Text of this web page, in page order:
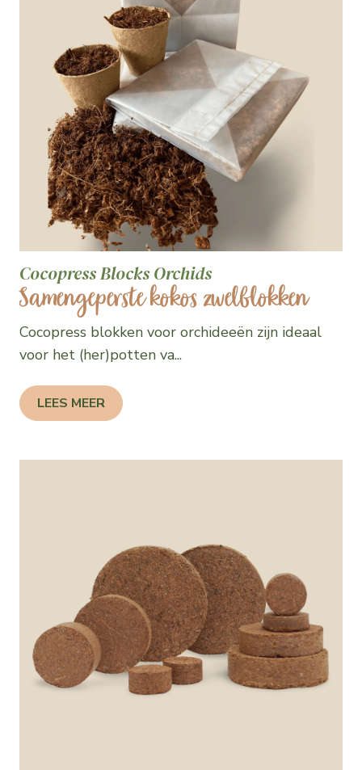
Cocopress Blocks Orchids
Samengeperste kokos zwelblokken
Cocopress blokken voor orchideeën zijn ideaal
voor het (her)potten va...
LEES MEER